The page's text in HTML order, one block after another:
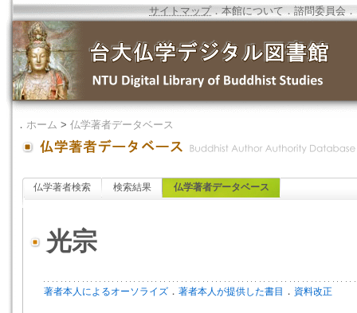
サイトマップ．本館について ．諮問委員会 ．
． ホーム > 仏学著者データベース
仏学著者検索 検索結果 仏学著者データベース
光宗
著者本人によるオーソライズ ． 著者本人が提供した書目 ． 資料改正